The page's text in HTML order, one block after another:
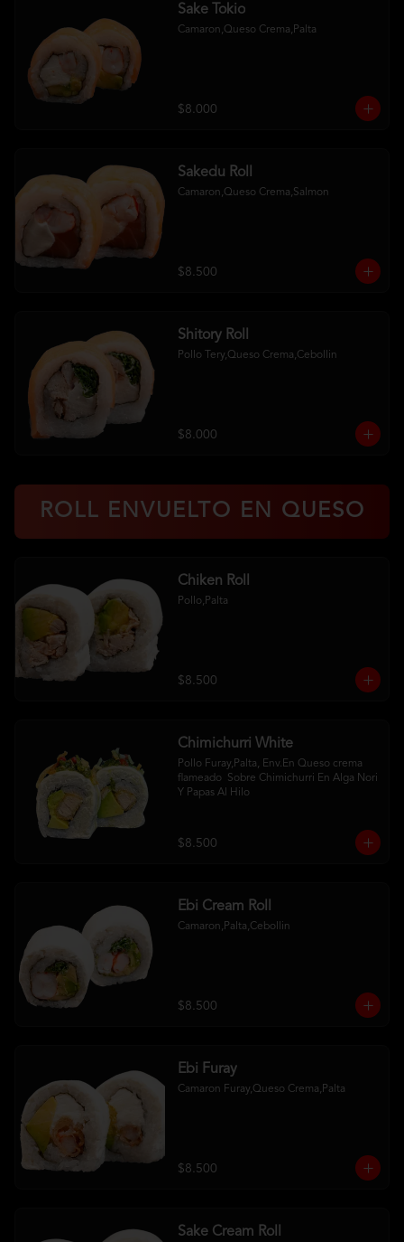
Sake Tokio
Camaron,Queso Crema,Palta
$8.000
Sakedu Roll
Camaron,Queso Crema,Salmon
$8.500
Shitory Roll
Pollo Tery,Queso Crema,Cebollin
$8.000
ROLL ENVUELTO EN QUESO
Chiken Roll
Pollo,Palta
$8.500
Chimichurri White
Pollo Furay,Palta, Env.En Queso crema
flameado  Sobre Chimichurri En Alga Nori
Y Papas Al Hilo
$8.500
Ebi Cream Roll
Camaron,Palta,Cebollin
$8.500
Ebi Furay
Camaron Furay,Queso Crema,Palta
$8.500
Sake Cream Roll